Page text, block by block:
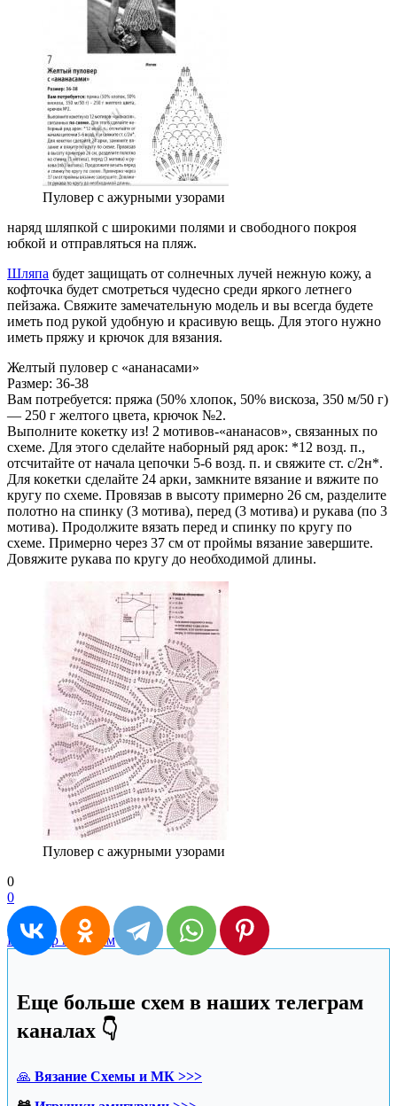
Пуловер с ажурными узорами
наряд шляпкой с широкими полями и свободного покроя
юбкой и отправляться на пляж.
Шляпа будет защищать от солнечных лучей нежную кожу, а
кофточка будет смотреться чудесно среди яркого летнего
пейзажа. Свяжите замечательную модель и вы всегда будете
иметь под рукой удобную и красивую вещь. Для этого нужно
иметь пряжу и крючок для вязания.
Желтый пуловер с «ананасами»
Размер: 36-38
Вам потребуется: пряжа (50% хлопок, 50% вискоза, 350 м/50 г)
— 250 г желтого цвета, крючок №2.
Выполните кокетку из! 2 мотивов-«ананасов», связанных по
схеме. Для этого сделайте наборный ряд арок: *12 возд. п.,
отсчитайте от начала цепочки 5-6 возд. п. и свяжите ст. с/2н*.
Для кокетки сделайте 24 арки, замкните вязание и вяжите по
кругу по схеме. Провязав в высоту примерно 26 см, разделите
полотно на спинку (3 мотива), перед (3 мотива) и рукава (по 3
мотива). Продолжите вязать перед и спинку по кругу по
схеме. Примерно через 37 см от проймы вязание завершите.
Довяжите рукава по кругу до необходимой длины.
Пуловер с ажурными узорами
0
0
Пуловер крючком
Еще больше схем в наших телеграм
каналах 👇
🙏 Вязание Схемы и МК >>>